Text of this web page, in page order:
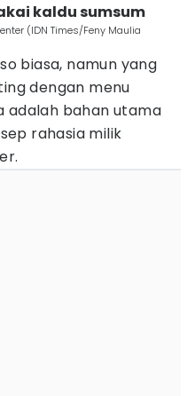
kaldu sumsum
(IDN Times/Feny Maulia
biasa, namun yang
dengan menu
adalah bahan utama
rahasia milik